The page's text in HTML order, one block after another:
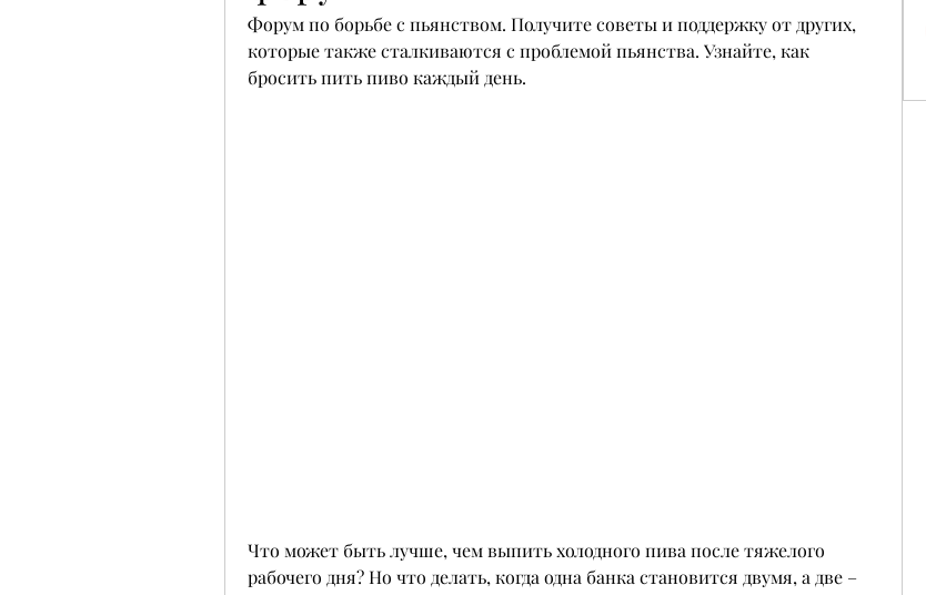
Форум по борьбе с пьянством. Получите советы и поддержку от других,
которые также сталкиваются с проблемой пьянства. Узнайте, как
бросить пить пиво каждый день.
Что может быть лучше, чем выпить холодного пива после тяжелого
рабочего дня? Но что делать, когда одна банка становится двумя, а две –